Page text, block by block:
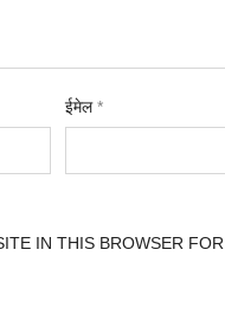
ईमेल*
IN THIS BROWSER